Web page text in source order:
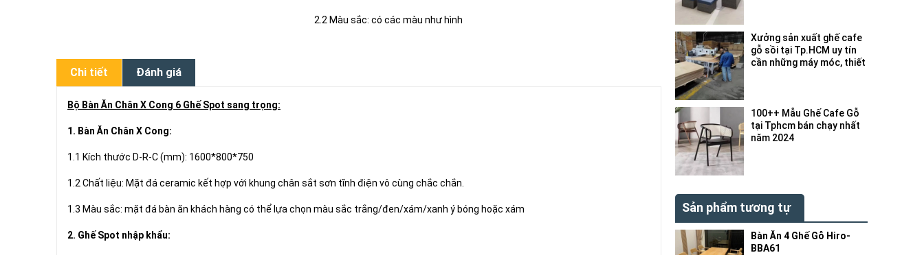
2.2 Màu sắc: có các màu như hình
Chi tiết Đánh giá
Bộ Bàn Ăn Chân X Cong 6 Ghế Spot sang trọng:
1. Bàn Ăn Chân X Cong:
1.1 Kích thước D-R-C (mm): 1600*800*750
1.2 Chất liệu: Mặt đá ceramic kết hợp với khung chân sắt sơn tĩnh điện vô cùng chắc chắn.
1.3 Màu sắc: mặt đá bàn ăn khách hàng có thể lựa chọn màu sắc trắng/đen/xám/xanh ý bóng hoặc xám
2. Ghế Spot nhập khẩu:
Xưởng sản xuất ghế cafe
gỗ sồi tại Tp.HCM uy tín
cần những máy móc, thiết
100++ Mẫu Ghế Cafe Gỗ
tại Tphcm bán chạy nhất
năm 2024
Sản phẩm tương tự
Bàn Ăn 4 Ghế Gỗ Hiro-
BBA61